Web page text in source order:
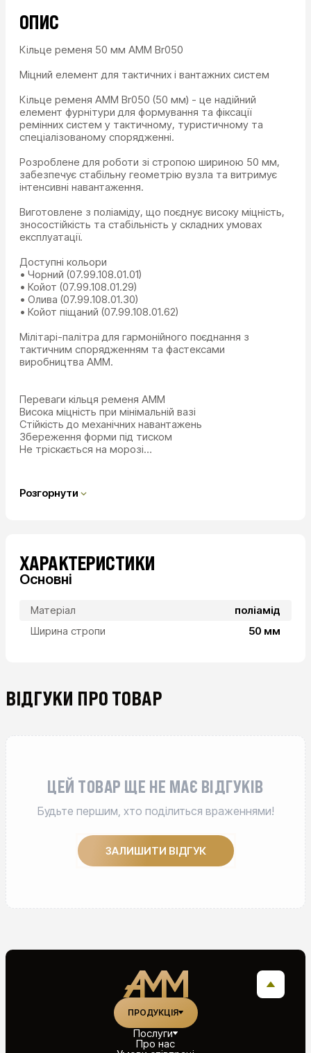
ОПИС
Кільце ременя 50 мм AMM Br050
Міцний елемент для тактичних і вантажних систем
Кільце ременя AMM Br050 (50 мм) - це надійний
елемент фурнітури для формування та фіксації
ремінних систем у тактичному, туристичному та
спеціалізованому спорядженні.
Розроблене для роботи зі стропою шириною 50 мм,
забезпечує стабільну геометрію вузла та витримує
інтенсивні навантаження.
Виготовлене з поліаміду, що поєднує високу міцність,
зносостійкість та стабільність у складних умовах
експлуатації.
Доступні кольори
• Чорний (07.99.108.01.01)
• Койот (07.99.108.01.29)
• Олива (07.99.108.01.30)
• Койот піщаний (07.99.108.01.62)
Мілітарі-палітра для гармонійного поєднання з
тактичним спорядженням та фастексами
виробництва АММ.
Переваги кільця ременя AMM
Висока міцність при мінімальній вазі
Стійкість до механічних навантажень
Збереження форми під тиском
Не тріскається на морозі…
Розгорнути
ХАРАКТЕРИСТИКИ
Основні
Матеріал
поліамід
Ширина стропи
50 мм
ВІДГУКИ ПРО ТОВАР
ЦЕЙ ТОВАР ЩЕ НЕ МАЄ ВІДГУКІВ
Будьте першим, хто поділиться враженнями!
ЗАЛИШИТИ ВІДГУК
ПРОДУКЦІЯ
Послуги
Про нас